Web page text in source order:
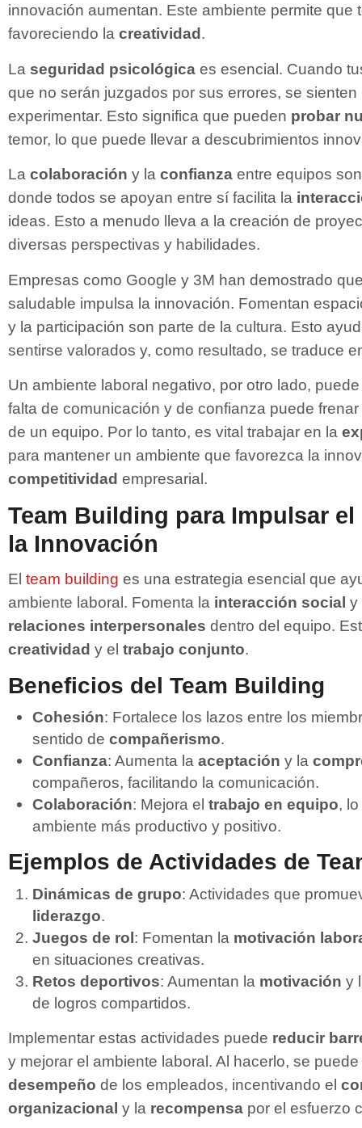
innovación aumentan. Este ambiente permite que
favoreciendo la creatividad.
La seguridad psicológica es esencial. Cuando
que no serán juzgados por sus errores, se
experimentar. Esto significa que pueden probar
temor, lo que puede llevar a descubrimientos
La colaboración y la confianza entre equipos
donde todos se apoyan entre sí facilita la
ideas. Esto a menudo lleva a la creación de
diversas perspectivas y habilidades.
Empresas como Google y 3M han demostrado
saludable impulsa la innovación. Fomentan
y la participación son parte de la cultura. Esto
sentirse valorados y, como resultado, se traduce
Un ambiente laboral negativo, por otro lado,
falta de comunicación y de confianza puede
de un equipo. Por lo tanto, es vital trabajar en la
para mantener un ambiente que favorezca la
competitividad empresarial.
Team Building para Impulsar el
la Innovación
El team building es una estrategia esencial que
ambiente laboral. Fomenta la interacción social y
relaciones interpersonales dentro del equipo.
creatividad y el trabajo conjunto.
Beneficios del Team Building
Cohesión: Fortalece los lazos entre los
sentido de compañerismo.
Confianza: Aumenta la aceptación y la
compañeros, facilitando la comunicación.
Colaboración: Mejora el trabajo en equipo,
ambiente más productivo y positivo.
Ejemplos de Actividades de
Dinámicas de grupo: Actividades que
liderazgo.
Juegos de rol: Fomentan la motivación
en situaciones creativas.
Retos deportivos: Aumentan la motivación y
de logros compartidos.
Implementar estas actividades puede reducir
y mejorar el ambiente laboral. Al hacerlo, se
desempeño de los empleados, incentivando el
organizacional y la recompensa por el esfuerzo